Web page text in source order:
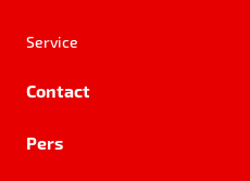
Service
Contact
Pers